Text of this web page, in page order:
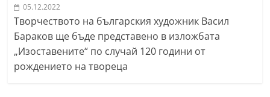
05.12.2022
Творчеството на българския художник Васил
Бараков ще бъде представено в изложбата
„Изоставените“ по случай 120 години от
рождението на твореца